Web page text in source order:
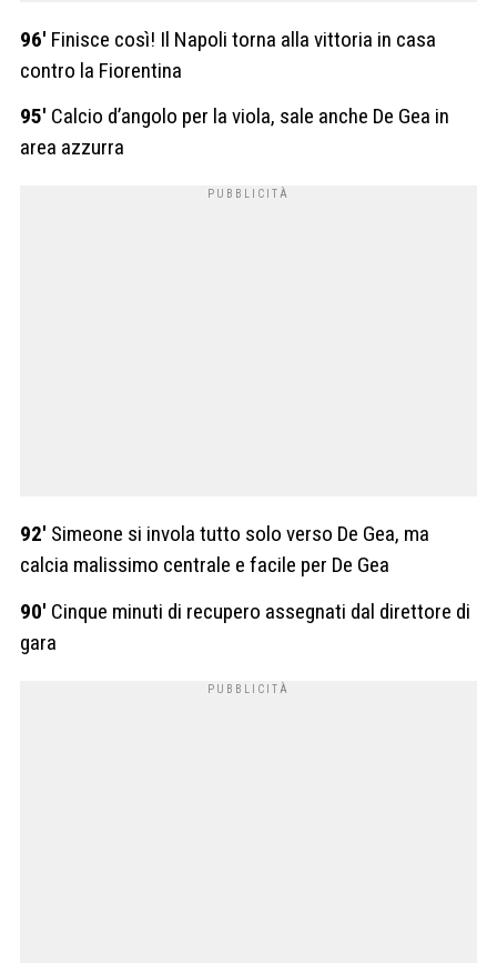
96′ Finisce così! Il Napoli torna alla vittoria in casa
contro la Fiorentina
95′ Calcio d’angolo per la viola, sale anche De Gea in
area azzurra
92′ Simeone si invola tutto solo verso De Gea, ma
calcia malissimo centrale e facile per De Gea
90′ Cinque minuti di recupero assegnati dal direttore di
gara